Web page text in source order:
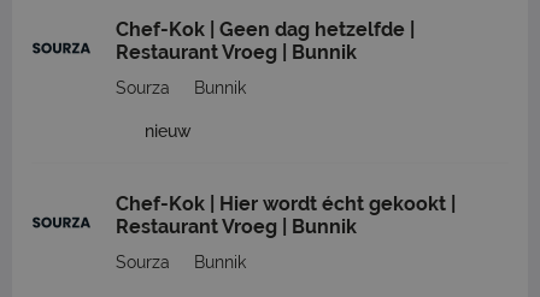
Chef-Kok | Geen dag hetzelfde |
Restaurant Vroeg | Bunnik
Sourza Bunnik
nieuw
Chef-Kok | Hier wordt écht gekookt |
Restaurant Vroeg | Bunnik
Sourza Bunnik